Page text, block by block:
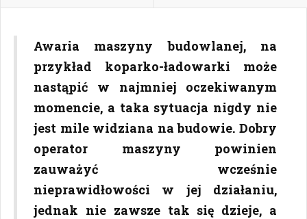
Awaria maszyny budowlanej, na
przykład koparko-ładowarki może
nastąpić w najmniej oczekiwanym
momencie, a taka sytuacja nigdy nie
jest mile widziana na budowie. Dobry
operator maszyny powinien
zauważyć wcześnie
nieprawidłowości w jej działaniu,
jednak nie zawsze tak się dzieje, a